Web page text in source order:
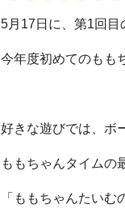
5月17日に、第1回目
今年度初めてのもも
好きな遊びでは、ボ
ももちゃんタイムの
「ももちゃんたいむ